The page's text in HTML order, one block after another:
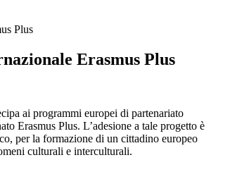
Plus
Erasmus Plus
ai programmi europei di partenariato
Erasmus Plus. L’adesione a tale progetto è
per la formazione di un cittadino europeo
culturali e interculturali.